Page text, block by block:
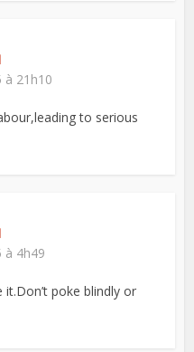
à 21h10
to serious
à 4h49
poke blindly or